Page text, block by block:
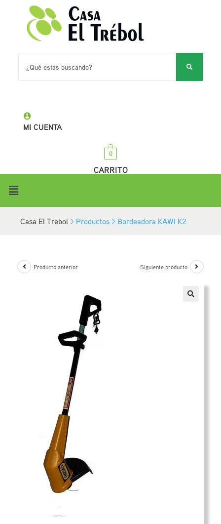
MI CUENTA
0
CARRITO
Casa El Trebol > Productos > Bordeadora KAWI K2
Producto anterior Siguiente producto